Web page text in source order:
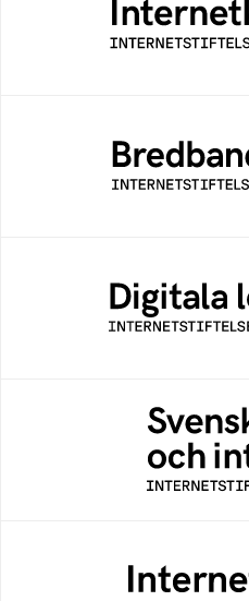
Samlad kunskap
säker och
Öppen digital
för alla stadier
En årlig studie
Internetkollen
webbplatser och e-